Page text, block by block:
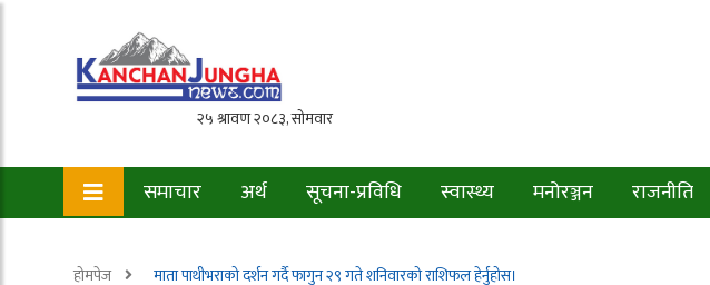
समाचार अर्थ सूचना-प्रविधि स्वास्थ्य मनोरञ्जन राजनीति
होमपेज माता पाथीभराको दर्शन गर्दै फागुन २९ गते शनिवारको राशिफल हेर्नुहोस।